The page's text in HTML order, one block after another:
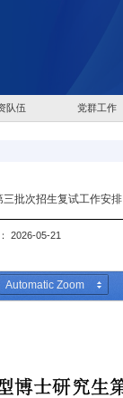
队伍 党群工作
批次招生复试工作安排
2026-05-21